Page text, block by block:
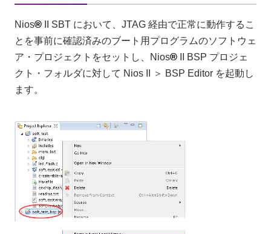
Nios®II SBT において、JTAG 経由で正常に動作するこ
とを事前に確認済みのブート用プログラムのソフトウェ
ア・プロジェクトをセットし、Nios®II BSP プロジェ
クト・フォルダに対して Nios II ＞ BSP Editor を起動し
ます。